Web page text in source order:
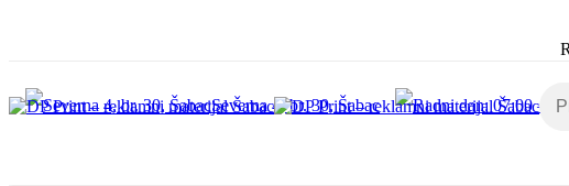
Severna 4, br. 30, Šabac